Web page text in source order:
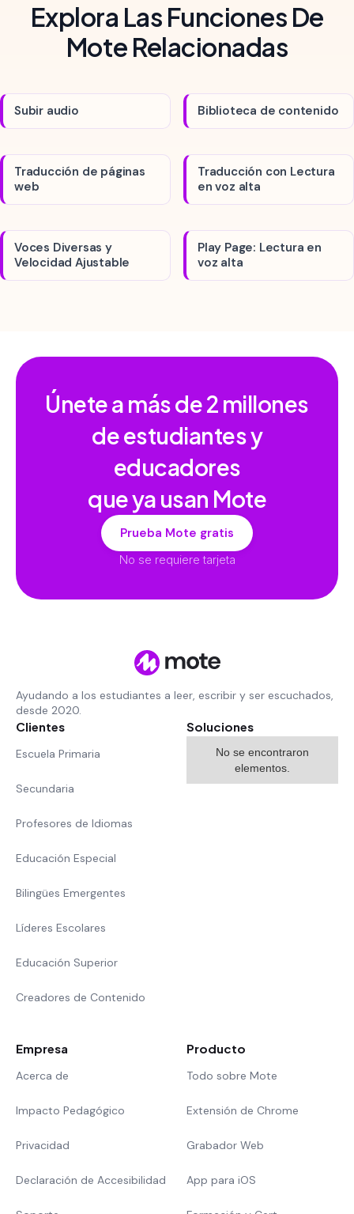
Explora Las Funciones De
Mote Relacionadas
Subir audio Biblioteca de contenido
Traducción de páginas
web
Traducción con Lectura
en voz alta
Voces Diversas y
Velocidad Ajustable
Play Page: Lectura en
voz alta
Únete a más de2 millones
de estudiantes y
educadores
que ya usan Mote
Prueba Mote gratis
No se requiere tarjeta
Ayudando a los estudiantes a leer, escribir y ser escuchados,
desde 2020.
Clientes
Escuela Primaria
Secundaria
Profesores de Idiomas
Educación Especial
Bilingües Emergentes
Líderes Escolares
Educación Superior
Creadores de Contenido
Soluciones
No se encontraron
elementos.
Empresa
Acerca de
Impacto Pedagógico
Privacidad
Declaración de Accesibilidad
Producto
Todo sobre Mote
Extensión de Chrome
Grabador Web
App para iOS